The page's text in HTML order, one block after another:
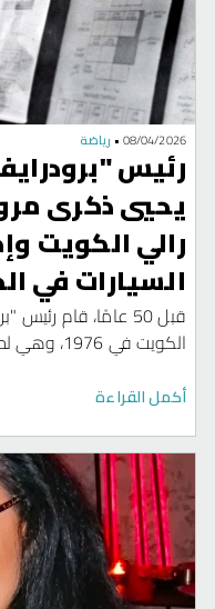
08/04/2026
• رياضة
رئيس
رالي الكويت
السيارات في
قبل 50 عامًا، قام
الكويت
إنما كانت نقطة تحوّل
والحقبة الحديثة من رالي
أكمل القراءة